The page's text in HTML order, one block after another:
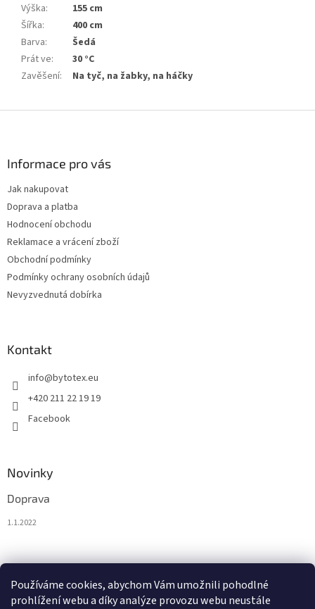
Používáme cookies, abychom Vám umožnili pohodlné
prohlížení webu a díky analýze provozu webu neustále
Výška:
155 cm
Šířka:
400 cm
Barva:
Šedá
Prát ve:
30 °C
Zavěšení: Na tyč, na žabky, na háčky
Informace pro vás
Jak nakupovat
Doprava a platba
Hodnocení obchodu
Reklamace a vrácení zboží
Obchodní podmínky
Podmínky ochrany osobních údajů
Nevyzvednutá dobírka
Kontakt
info@bytotex.eu
+420 211 22 19 19
Facebook
Novinky
Doprava
1.1.2022
0KS /0 €